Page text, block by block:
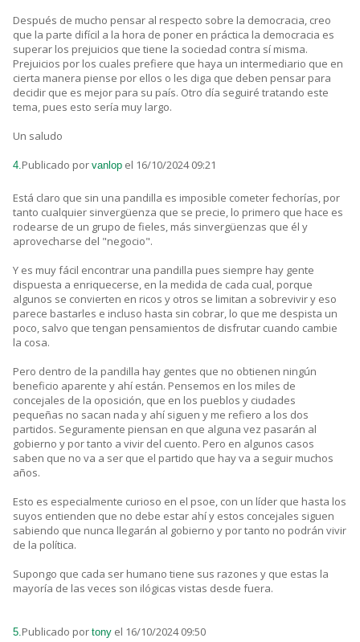
Después de mucho pensar al respecto sobre la democracia, creo
que la parte difícil a la hora de poner en práctica la democracia es
superar los prejuicios que tiene la sociedad contra sí misma.
Prejuicios por los cuales prefiere que haya un intermediario que en
cierta manera piense por ellos o les diga que deben pensar para
decidir que es mejor para su país. Otro día seguiré tratando este
tema, pues esto sería muy largo.
Un saludo
4.Publicado por vanlop el 16/10/2024 09:21
Está claro que sin una pandilla es imposible cometer fechorías, por
tanto cualquier sinvergüenza que se precie, lo primero que hace es
rodearse de un grupo de fieles, más sinvergüenzas que él y
aprovecharse del "negocio".
Y es muy fácil encontrar una pandilla pues siempre hay gente
dispuesta a enriquecerse, en la medida de cada cual, porque
algunos se convierten en ricos y otros se limitan a sobrevivir y eso
parece bastarles e incluso hasta sin cobrar, lo que me despista un
poco, salvo que tengan pensamientos de disfrutar cuando cambie
la cosa.
Pero dentro de la pandilla hay gentes que no obtienen ningún
beneficio aparente y ahí están. Pensemos en los miles de
concejales de la oposición, que en los pueblos y ciudades
pequeñas no sacan nada y ahí siguen y me refiero a los dos
partidos. Seguramente piensan en que alguna vez pasarán al
gobierno y por tanto a vivir del cuento. Pero en algunos casos
saben que no va a ser que el partido que hay va a seguir muchos
años.
Esto es especialmente curioso en el psoe, con un líder que hasta los
suyos entienden que no debe estar ahí y estos concejales siguen
sabiendo que nunca llegarán al gobierno y por tanto no podrán vivir
de la política.
Supongo que cada ser humano tiene sus razones y que estas la
mayoría de las veces son ilógicas vistas desde fuera.
5.Publicado por tony el 16/10/2024 09:50